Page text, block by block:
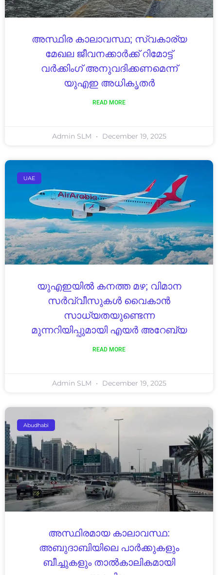
അസ്ഥിര കാലാവസ്ഥ; സ്വകാര്യ
മേഖല ജീവനക്കാർക്ക് റിമോട്ട്
വർക്കിംഗ് അനുവദിക്കണമെന്ന്
യുഎഇ അധികൃതർ
READ MORE
Admin SLM December 19, 2025
UAE
യുഎഇയിൽ കനത്ത മഴ; വിമാന
സർവ്വീസുകൾ വൈകാൻ
സാധ്യതയുണ്ടെന്ന
മുന്നറിയിപ്പുമായി എയർ അറേബ്യ
READ MORE
Admin SLM December 19, 2025
Abudhabi
അസ്ഥിരമായ കാലാവസ്ഥ:
അബുദാബിയിലെ പാർക്കുകളും
ബീച്ചുകളും താൽകാലികമായി